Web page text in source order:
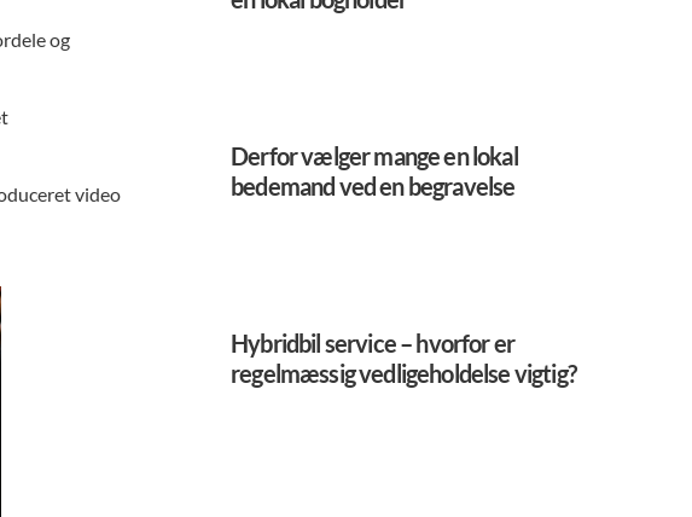
og
video
Derfor vælger mange en lokal
bedemand ved en begravelse
Hybridbil service – hvorfor er
regelmæssig vedligeholdelse vigtig?